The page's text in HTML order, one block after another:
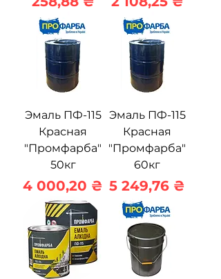
Эмаль ПФ-115
Красная
"Промфарба"
50кг
Цена
4 000,20 ₴
Эмаль ПФ-115
Красная
"Промфарба"
60кг
Цена
5 249,76 ₴